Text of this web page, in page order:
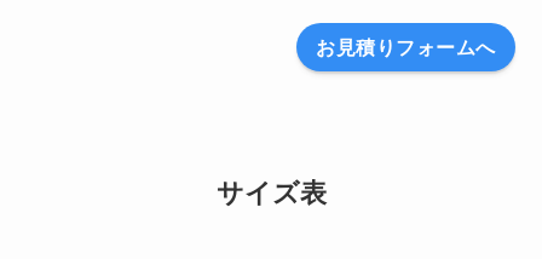
お見積りフォームへ
サイズ表